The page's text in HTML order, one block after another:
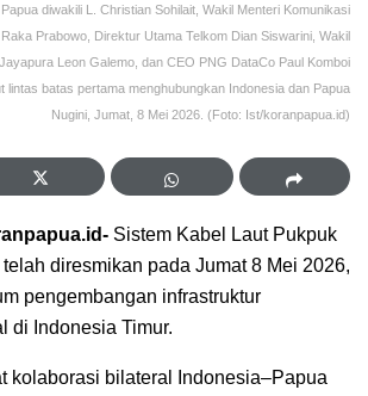
diwakili L. Christian Sohilait, Wakil Menteri Komunikasi
Prabowo, Direktur Utama Telkom Dian Siswarini, Wakil
Leon Galemo, dan CEO PNG DataCo Paul Komboi
lintas batas pertama menghubungkan Indonesia dan Papua
Nugini, Jumat, 8 Mei 2026. (Foto: Ist/koranpapua.id)
Sistem Kabel Laut Pukpuk
diresmikan pada Jumat 8 Mei 2026,
pengembangan infrastruktur
di Indonesia Timur.
kolaborasi bilateral Indonesia–Papua